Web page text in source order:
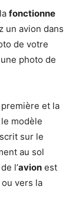
fonctionne
un avion dans
de votre
photo de
première et la
le modèle
sur le
au sol
l’avion est
ou vers la